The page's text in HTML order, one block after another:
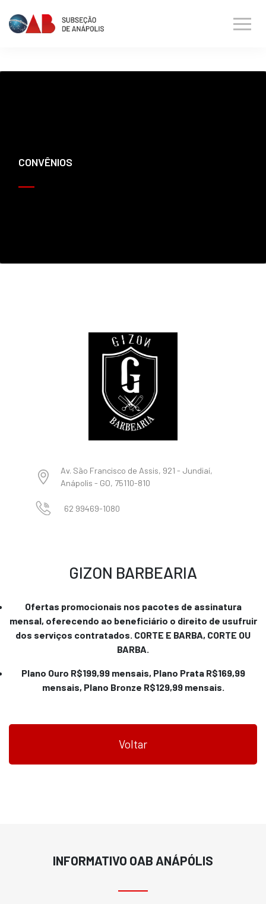
CONVÊNIOS
Av. São Francisco de Assis, 921 - Jundiaí,
Anápolis - GO, 75110-810
62 99469-1080
GIZON BARBEARIA
Ofertas promocionais nos pacotes de assinatura
mensal, oferecendo ao beneficiário o direito de usufruir
dos serviços contratados. CORTE E BARBA, CORTE OU
BARBA.
Plano Ouro R$199,99 mensais, Plano Prata R$169,99
mensais, Plano Bronze R$129,99 mensais.
Voltar
INFORMATIVO OAB ANÁPÓLIS